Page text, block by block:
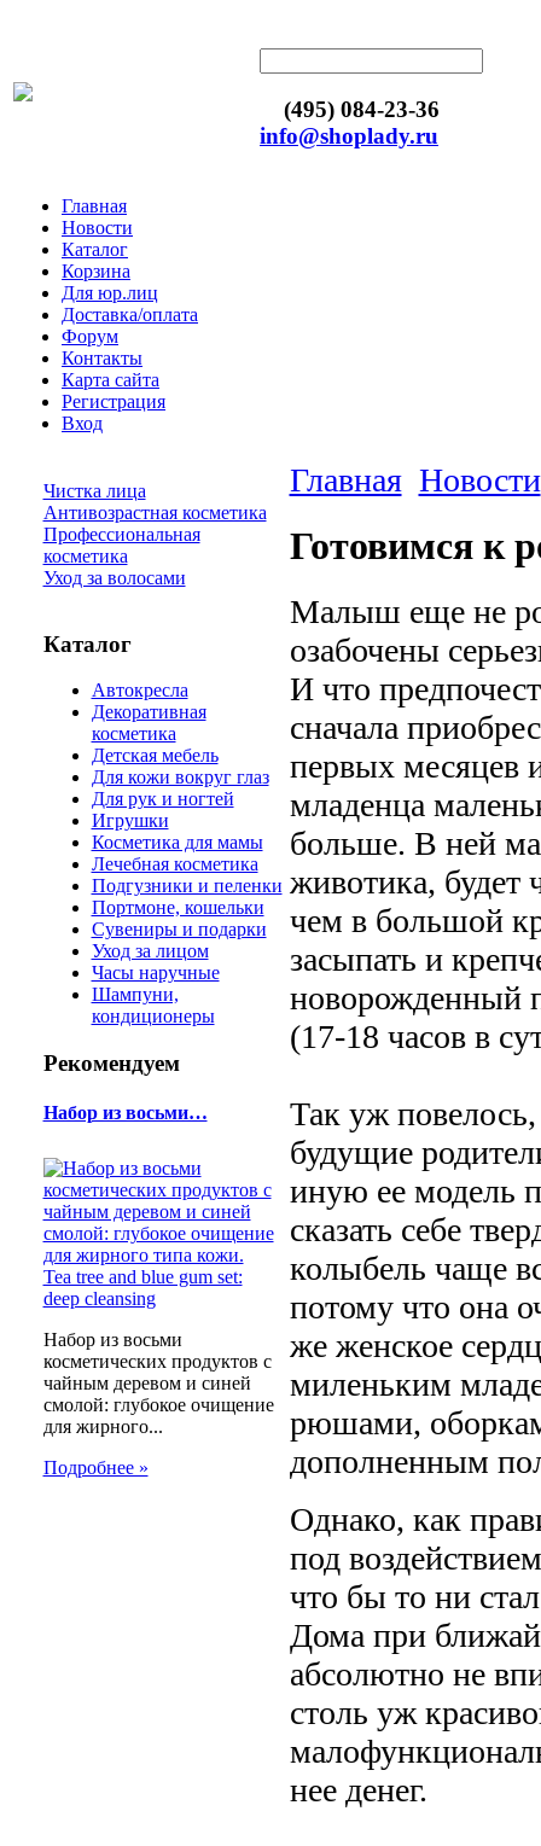
(495) 084-23-36
info@shoplady.ru
Главная
Новости
Каталог
Корзина
Для юр.лиц
Доставка/оплата
Форум
Контакты
Карта сайта
Регистрация
Вход
Чистка лица
Антивозрастная косметика
Профессиональная
косметика
Уход за волосами
Каталог
Автокресла
Декоративная
косметика
Детская мебель
Для кожи вокруг глаз
Для рук и ногтей
Игрушки
Косметика для мамы
Лечебная косметика
Подгузники и пеленки
Портмоне, кошельки
Сувениры и подарки
Уход за лицом
Часы наручные
Шампуни,
кондиционеры
Рекомендуем
Набор из восьми…
Набор из восьми
косметических продуктов с
чайным деревом и синей
смолой: глубокое очищение
для жирного...
Подробнее »
Главная Новости
Готовимся к
Малыш еще не
озабочены
И что
сначала
первых месяцев
младенца
больше. В ней
животика, будет
чем в большой
засыпать и
новорожденный
(17-18 часов в
Так уж
будущие
иную ее модель
сказать себе
колыбель чаще
потому что она
же женское
миленьким
рюшами,
дополненным
Однако, как
под
что бы то ни
Дома при
абсолютно не
столь уж
нее денег.